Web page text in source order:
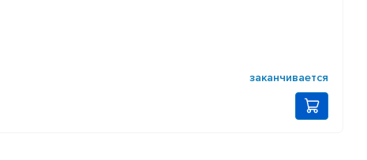
заканчивается